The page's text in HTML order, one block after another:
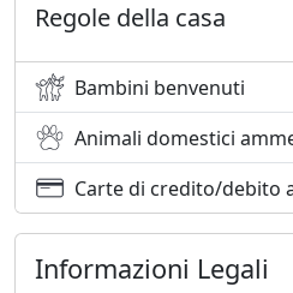
Regole della casa
Bambini benvenuti
Animali domestici
Carte di credito/debito
Informazioni Legali